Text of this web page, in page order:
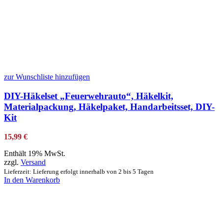
zur Wunschliste hinzufügen
DIY-Häkelset „Feuerwehrauto“, Häkelkit,
Materialpackung, Häkelpaket, Handarbeitsset, DIY-
Kit
15,99 €
Enthält 19% MwSt.
zzgl. Versand
Lieferzeit: Lieferung erfolgt innerhalb von 2 bis 5 Tagen
In den Warenkorb